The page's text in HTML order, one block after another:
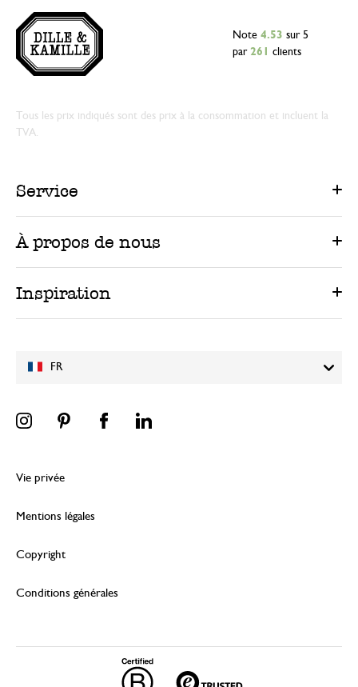
FR
Note 4.53 sur 5
par 261 clients
Tous les prix indiqués sont des prix à la consommation et incluent la
TVA.
Service
À propos de nous
Inspiration
Vie privée
Mentions légales
Copyright
Conditions générales